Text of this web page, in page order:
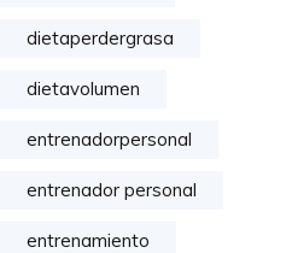
dietaperdergrasa
dietavolumen
entrenadorpersonal
entrenador personal
entrenamiento